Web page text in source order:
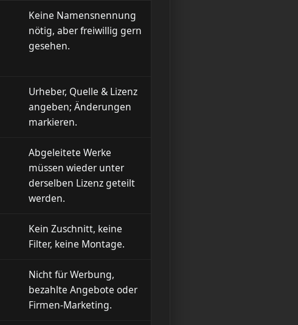
Keine Namensnennung
nötig, aber freiwillig gern
gesehen.
Urheber, Quelle & Lizenz
angeben; Änderungen
markieren.
Abgeleitete Werke
müssen wieder unter
derselben Lizenz geteilt
werden.
Kein Zuschnitt, keine
Filter, keine Montage.
Nicht für Werbung,
bezahlte Angebote oder
Firmen-Marketing.